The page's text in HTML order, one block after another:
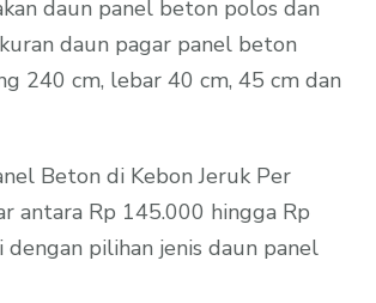
daun panel beton polos dan
daun pagar panel beton
240 cm, lebar 40 cm, 45 cm dan
Beton di Kebon Jeruk Per
antara Rp 145.000 hingga Rp
dengan pilihan jenis daun panel